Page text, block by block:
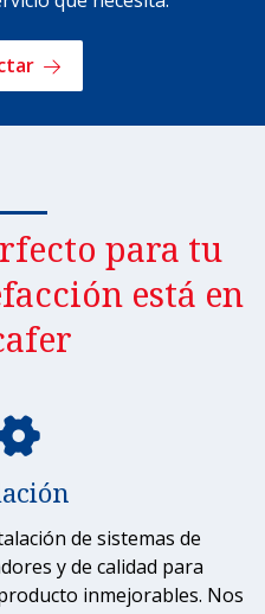
para tu
está en
de sistemas de
y de calidad para
inmejorables. Nos